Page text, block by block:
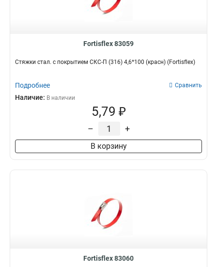
Fortisflex 83059
Стяжки стал. с покрытием СКС-П (316) 4,6*100 (красн) (Fortisflex)
Подробнее Сравнить
Наличие: В наличии
5,79 ₽
– +
В корзину
Fortisflex 83060